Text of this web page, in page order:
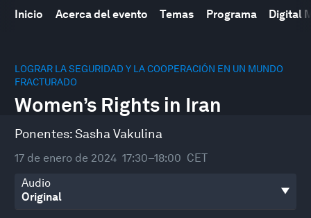
Inicio Acerca del evento Temas Programa Digital
LOGRAR LA SEGURIDAD Y LA COOPERACIÓN EN UN MUNDO
FRACTURADO
Women’s Rights in Iran
Ponentes:Sasha Vakulina
17 de enero de 2024 17:30–18:00 CET
Audio
seconds
of
minutes,
39